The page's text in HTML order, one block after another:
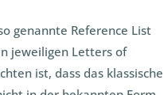
genannte Reference List
jeweiligen Letters of
ist, dass das klassische